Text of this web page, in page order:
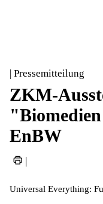
| Pressemitteilung
ZKM-
EnBW
|
Universal Everything: